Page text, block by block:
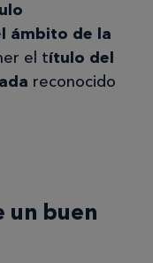
ámbito de la
el título del
reconocido
un buen